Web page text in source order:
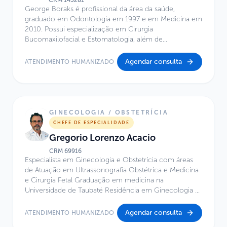
George Boraks é profissional da área da saúde,
graduado em Odontologia em 1997 e em Medicina em
2010. Possui especialização em Cirurgia
Bucomaxilofacial e Estomatologia, além de
Craniofacial. É mestre em Ciências pelo Instituto de
Ciências Biomédicas da Universidade de São Paulo,
Infantil Sabará.
ATENDIMENTO HUMANIZADO Agendar consulta
GINECOLOGIA / OBSTETRÍCIA
CHEFE DE ESPECIALIDADE
Gregorio Lorenzo Acacio
CRM69916
Especialista em Ginecologia e Obstetrícia com áreas
de Atuação em Ultrassonografia Obstétrica e Medicina
e Cirurgia Fetal Graduação em medicina na
Universidade de Taubaté Residência em Ginecologia e
e Doutor em Obstetrícia pela UNICAMP Professor
Adjunto de Obstetrícia na Universidade de Taubaté
ATENDIMENTO HUMANIZADO Agendar consulta